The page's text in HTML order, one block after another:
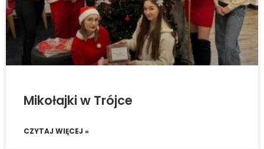
Mikołajki w Trójce
CZYTAJ WIĘCEJ »